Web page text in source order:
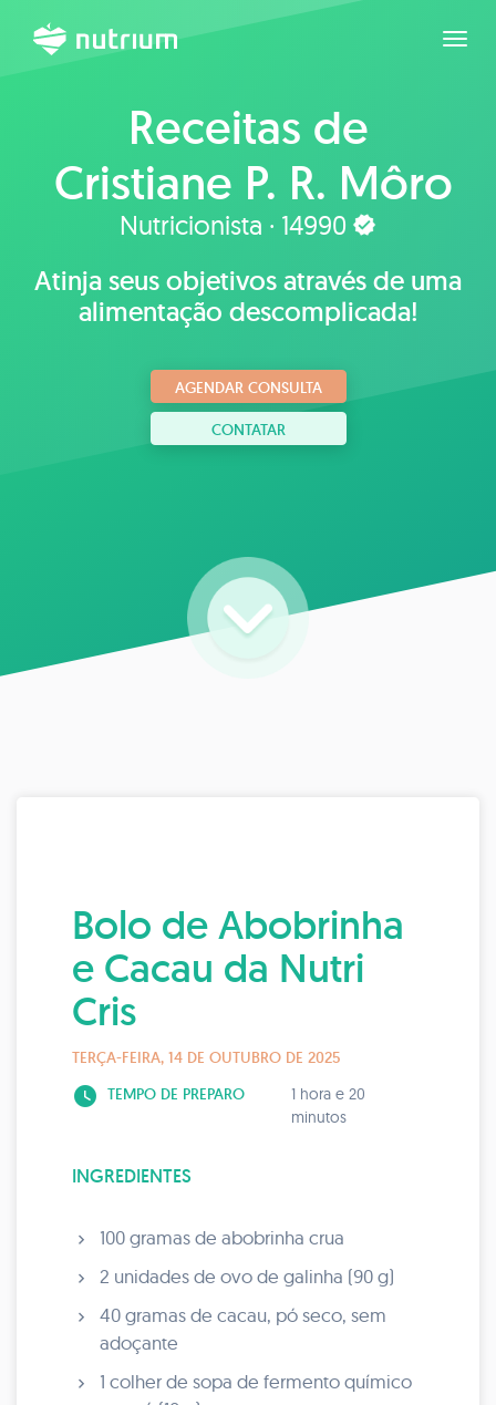
Receitas de
Cristiane P. R. Môro
Nutricionista · 14990
Atinja seus objetivos através de uma
alimentação descomplicada!
AGENDAR CONSULTA
CONTATAR
Bolo de Abobrinha
e Cacau da Nutri
Cris
TERÇA-FEIRA, 14 DE OUTUBRO DE 2025
watch_later TEMPO DE PREPARO
1 hora e 20
minutos
INGREDIENTES
100 gramas de abobrinha crua
2 unidades de ovo de galinha (90 g)
40 gramas de cacau, pó seco, sem
adoçante
1 colher de sopa de fermento químico